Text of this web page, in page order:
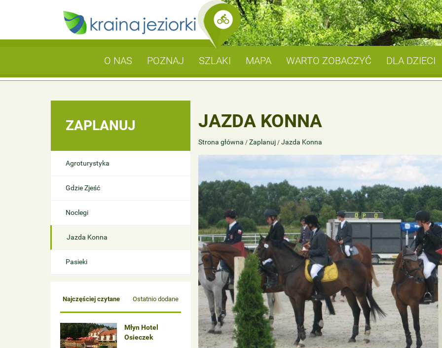
O NAS POZNAJ SZLAKI MAPA WARTO ZOBACZYĆ DLA DZIECI
ZAPLANUJ
Agroturystyka
Gdzie Zjeść
Noclegi
Jazda Konna
Pasieki
Najczęściej czytane Ostatnio dodane
Młyn Hotel
Osieczek
JAZDA KONNA
Strona główna / Zaplanuj / Jazda Konna